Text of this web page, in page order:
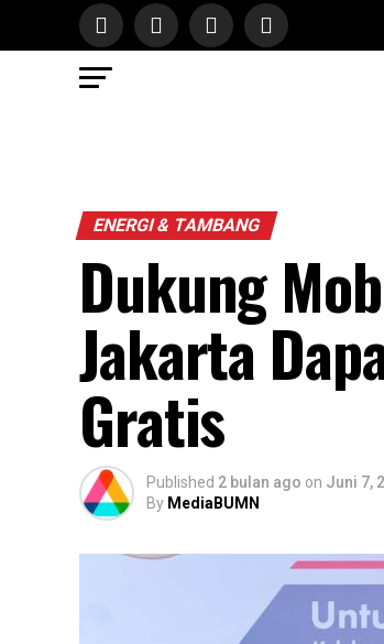
ENERGI & TAMBANG
Dukung
Jakarta
Gratis
Published 2 bulan ago on Juni 7,
By MediaBUMN